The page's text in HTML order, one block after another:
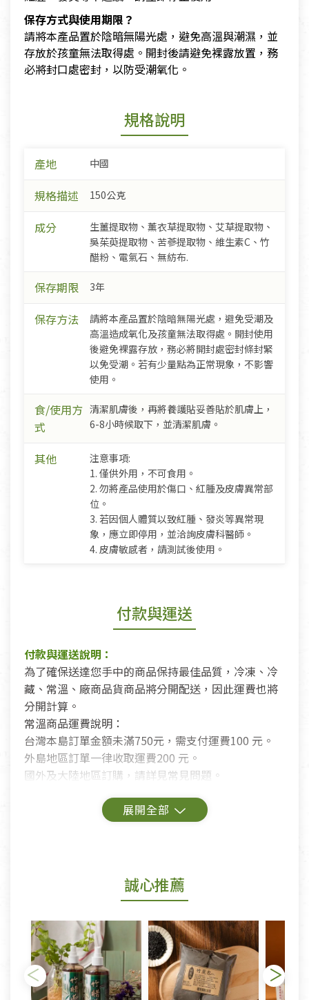
保存方式與使用期限？
請將本產品置於陰暗無陽光處，避免高溫與潮濕，並
存放於孩童無法取得處。開封後請避免裸露放置，務
必將封口處密封，以防受潮氧化。
規格說明
產地 中國
規格描述 150公克
成分
生薑提取物、薰衣草提取物、艾草提取物、
吳茱萸提取物、苦蔘提取物、維生素C、竹
醋粉、電氣石、無紡布.
保存期限 3年
保存方法
請將本產品置於陰暗無陽光處，避免受潮及
高溫造成氧化及孩童無法取得處。開封使用
後避免裸露存放，務必將開封處密封條封緊
以免受潮。若有少量點為正常現象，不影響
使用。
食/使用方
式
清潔肌膚後，再將養護貼妥善貼於肌膚上，
6-8小時候取下，並清潔肌膚。
其他
注意事項:
1. 僅供外用，不可食用。
2. 勿將產品使用於傷口、紅腫及皮膚異常部
位。
3. 若因個人體質以致紅腫、發炎等異常現
象，應立即停用，並洽詢皮膚科醫師。
4. 皮膚敏感者，請測試後使用。
付款與運送
付款與運送說明：
為了確保送達您手中的商品保持最佳品質，冷凍、冷
藏、常溫、廠商品貨商品將分開配送，因此運費也將
分開計算。
常溫商品運費說明：
台灣本島訂單金額未滿750元，需支付運費100 元。
外島地區訂單一律收取運費200 元。
國外及大陸地區訂購，請詳見常見問題。
鑑賞期商品說明：
若您購買的商品有下列「不適用七天鑑賞期商品」情
形者，除商品瑕疵以外，恕不接受退換貨.
依消保法之規定提供該商品七天免費鑑賞期(含例假
日)的服務，原則上若商品未經使用或被汙損(除商品
瑕疵)，一般皆可申請退換貨。
誠心推薦